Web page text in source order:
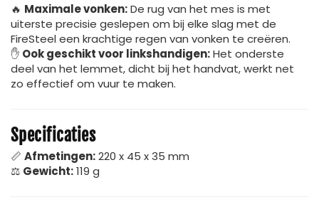
🔥 Maximale vonken:De rug van het mes is met
uiterste precisie geslepen om bij elke slag met de
FireSteel een krachtige regen van vonken te creëren.
✋ Ook geschikt voor linkshandigen:Het onderste
deel van het lemmet, dicht bij het handvat, werkt net
zo effectief om vuur te maken.
Specificaties
📏 Afmetingen:220 x 45 x 35 mm
⚖ Gewicht:119 g